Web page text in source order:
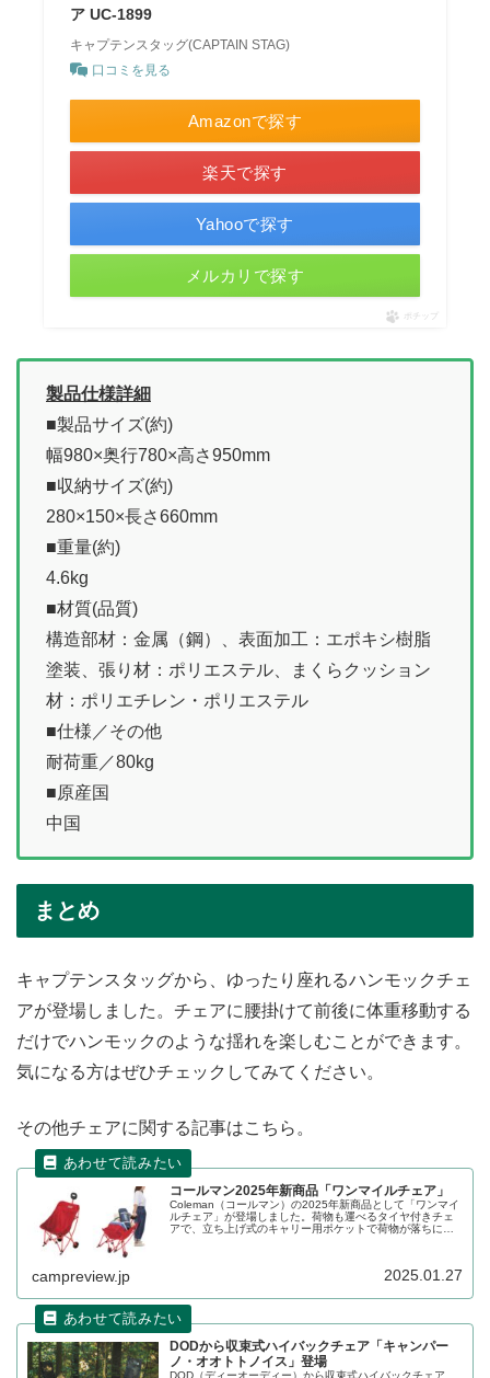
ア UC-1899
キャプテンスタッグ(CAPTAIN STAG)
口コミを見る
Amazonで探す
楽天で探す
Yahooで探す
メルカリで探す
ポチップ
製品仕様詳細
■製品サイズ(約)
幅980×奥行780×高さ950mm
■収納サイズ(約)
280×150×長さ660mm
■重量(約)
4.6kg
■材質(品質)
構造部材：金属（鋼）、表面加工：エポキシ樹脂
塗装、張り材：ポリエステル、まくらクッション
材：ポリエチレン・ポリエステル
■仕様／その他
耐荷重／80kg
■原産国
中国
まとめ
キャプテンスタッグから、ゆったり座れるハンモックチェ
アが登場しました。チェアに腰掛けて前後に体重移動する
だけでハンモックのような揺れを楽しむことができます。
気になる方はぜひチェックしてみてください。
その他チェアに関する記事はこちら。
コールマン2025年新商品「ワンマイルチェア」
Coleman（コールマン）の2025年新商品として「ワンマイ
ルチェア」が登場しました。荷物も運べるタイヤ付きチェ
アで、立ち上げ式のキャリー用ポケットで荷物が落ちにく
campreview.jp 2025.01.27
DODから収束式ハイバックチェア「キャンパー
ノ・オオトトノイス」登場
DOD（ディーオーディー）から収束式ハイバックチェア